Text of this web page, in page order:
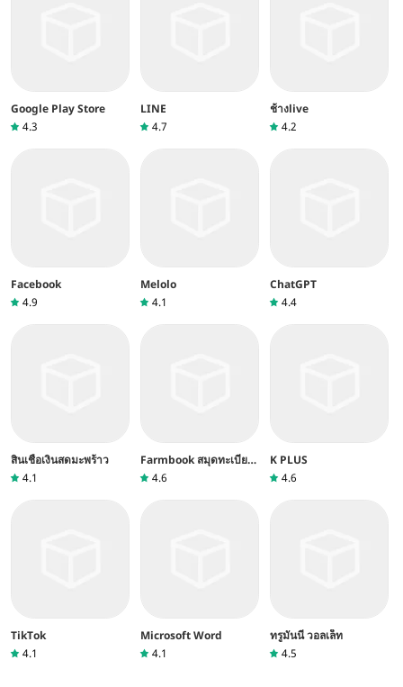
Google Play Store
4.3
LINE
4.7
ช้างlive
4.2
Facebook
4.9
Melolo
4.1
ChatGPT
4.4
สินเชื่อเงินสดมะพร้าว
4.1
Farmbook สมุดทะเบียน
เกษตรกร
4.6
K PLUS
4.6
TikTok
4.1
Microsoft Word
4.1
ทรูมันนี่ วอลเล็ท
4.5